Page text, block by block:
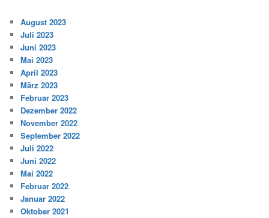
August 2023
Juli 2023
Juni 2023
Mai 2023
April 2023
März 2023
Februar 2023
Dezember 2022
November 2022
September 2022
Juli 2022
Juni 2022
Mai 2022
Februar 2022
Januar 2022
Oktober 2021